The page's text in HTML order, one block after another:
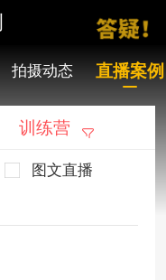
拍摄动态 直播案例
训练营
图文直播